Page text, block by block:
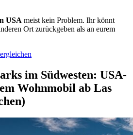
USA meist kein Problem. Ihr könnt
Ort zurückgeben als an eurem
im Südwesten: USA-
Wohnmobil ab Las